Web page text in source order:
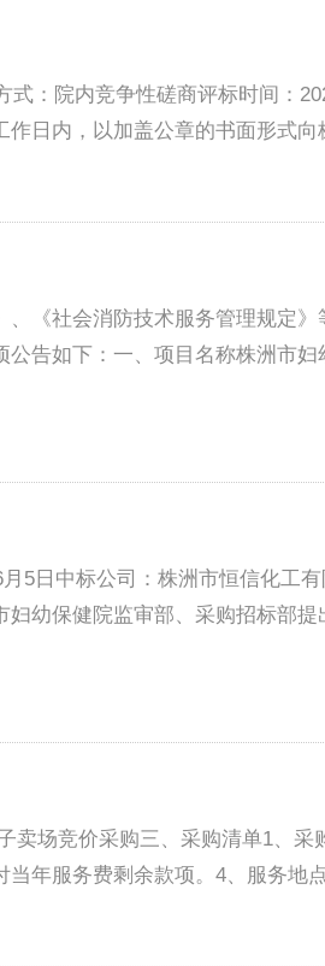
：院内竞争性磋商评标时间：
日内，以加盖公章的书面形式
《社会消防技术服务管理规定
告如下：一、项目名称株洲市
5日中标公司：株洲市恒信化工
幼保健院监审部、采购招标部
场竞价采购三、采购清单1、采
年服务费剩余款项。4、服务地